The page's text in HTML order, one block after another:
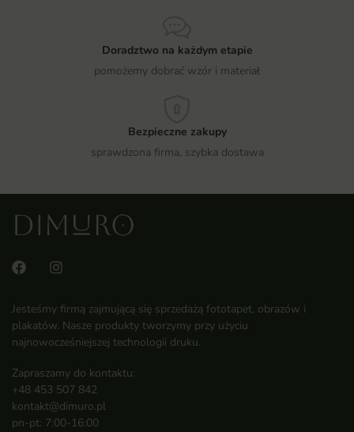
Doradztwo na każdym etapie
pomożemy dobrać wzór i materiał
Bezpieczne zakupy
sprawdzona firma, szybka dostawa
Jesteśmy firmą zajmującą się sprzedażą fototapet, obrazów i
plakatów. Nasze produkty tworzymy przy użyciu
najnowocześniejszej technologii druku.
Zapraszamy do kontaktu:
+48 453 507 842
kontakt@dimuro.pl
pn-pt: 7:00-16:00